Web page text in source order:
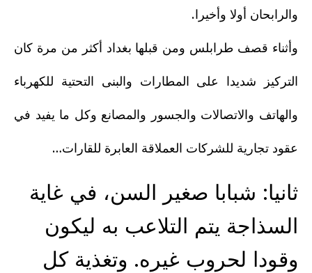
والرابحان أولا وأخيرا.
وأثناء قصف طرابلس ومن قبلها بغداد أكثر من مرة كان
التركيز شديدا على المطارات والبنى التحتية للكهرباء
والهاتف والاتصالات والجسور والمصانع وكل ما يفيد في
عقود تجارية للشركات العملاقة العابرة للقارات…
ثانيا: شبابا صغير السن، في غاية
السذاجة يتم التلاعب به ليكون
وقودا لحروب غيره. وتغذية كل